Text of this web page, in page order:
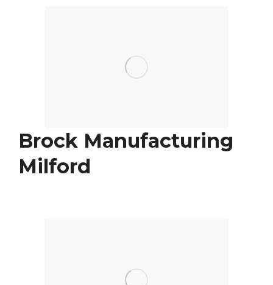
Brock Manufacturing
Milford